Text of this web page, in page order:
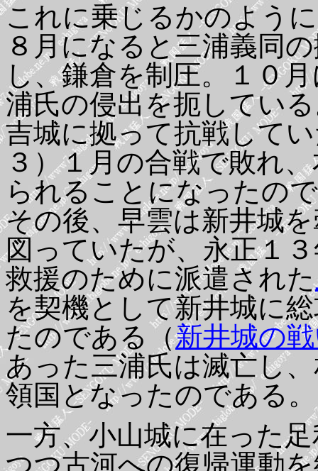
これに乗じるかのよう
８月になると三浦義同
し、鎌倉を制圧。１０
浦氏の侵出を扼してい
吉城に拠って抗戦して
３）１月の合戦で敗れ
られることになったの
その後、早雲は新井城
図っていたが、永正１
救援のために派遣された
を契機として新井城に
たのである（新井城の
あった三浦氏は滅亡し
領国となったのである。
一方、小山城に在った
つつ古河への復帰運動